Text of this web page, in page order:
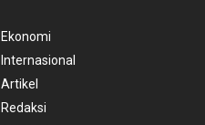
Ekonomi
Internasional
Artikel
Redaksi